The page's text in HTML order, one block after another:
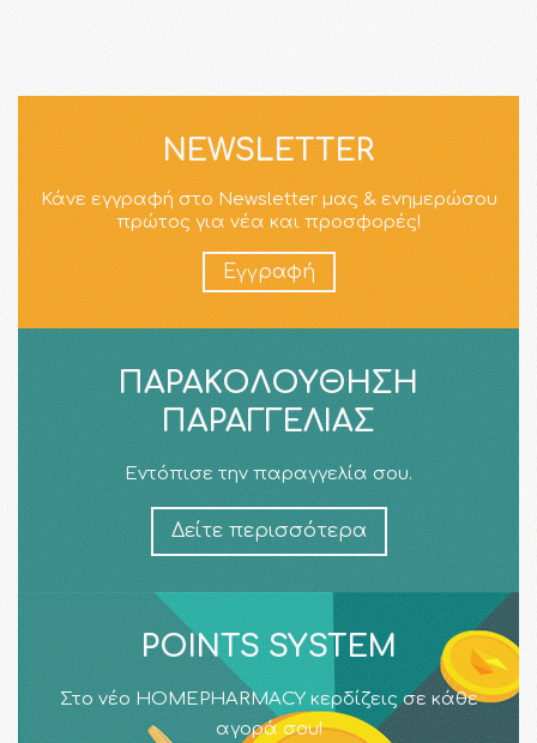
NEWSLETTER
Κάνε εγγραφή στο Newsletter μας & ενημερώσου
πρώτος για νέα και προσφορές!
Εγγραφή
ΠΑΡΑΚΟΛΟΎΘΗΣΗ
ΠΑΡΑΓΓΕΛΊΑΣ
Εντόπισε την παραγγελία σου.
Δείτε περισσότερα
POINTS SYSTEM
Στο νέο HOMEPHARMACY κερδίζεις σε κάθε
αγορά σου!